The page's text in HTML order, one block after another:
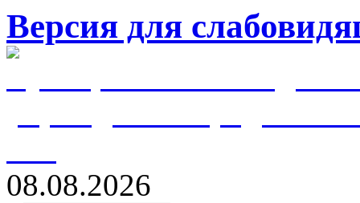
Версия для
08.08.2026